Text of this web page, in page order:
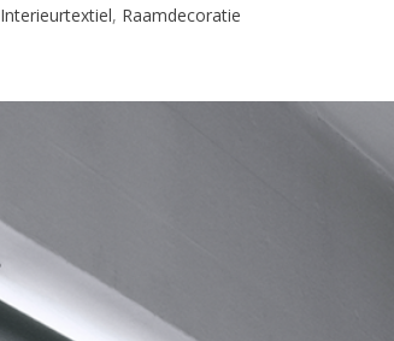
Interieurtextiel, Raamdecoratie